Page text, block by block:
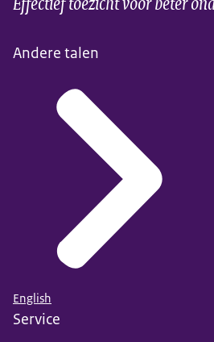
Andere talen
English
Service